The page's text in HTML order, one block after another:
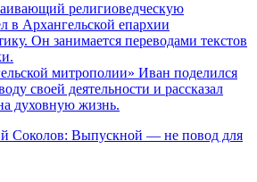
религиоведческую
в Архангельской епархии
Он занимается переводами текстов
митрополии» Иван поделился
своей деятельности и рассказал
духовную жизнь.